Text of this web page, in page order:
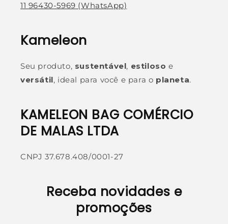
11 96430-5969 (WhatsApp)
Kameleon
Seu produto, sustentável, estiloso e
versátil, ideal para você e para o planeta.
KAMELEON BAG COMÉRCIO
DE MALAS LTDA
CNPJ 37.678.408/0001-27
Receba novidades e
promoções